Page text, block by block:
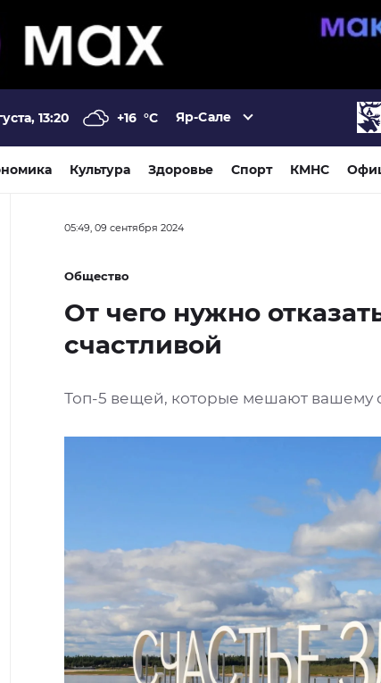
13:20 +16 °C Яр-Сале
Культура Здоровье Спорт КМНС
05:49, 09 сентября 2024
Общество
От чего нужно
счастливой
Топ-5 вещей, которые мешают вашему